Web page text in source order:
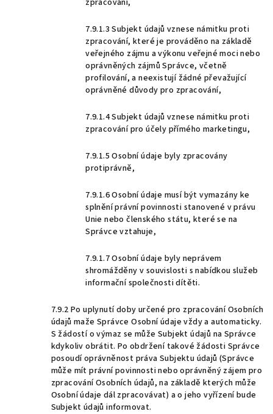
zpracování,
7.9.1.3 Subjekt údajů vznese námitku proti
zpracování, které je prováděno na základě
veřejného zájmu a výkonu veřejné moci nebo
oprávněných zájmů Správce, včetně
profilování, a neexistují žádné převažující
oprávněné důvody pro zpracování,
7.9.1.4 Subjekt údajů vznese námitku proti
zpracování pro účely přímého marketingu,
7.9.1.5 Osobní údaje byly zpracovány
protiprávně,
7.9.1.6 Osobní údaje musí být vymazány ke
splnění právní povinnosti stanovené v právu
Unie nebo členského státu, které se na
Správce vztahuje,
7.9.1.7 Osobní údaje byly neprávem
shromážděny v souvislosti s nabídkou služeb
informační společnosti dítěti.
7.9.2 Po uplynutí doby určené pro zpracování Osobních
údajů maže Správce Osobní údaje vždy a automaticky.
S žádostí o výmaz se může Subjekt údajů na Správce
kdykoliv obrátit. Po obdržení takové žádosti Správce
posoudí oprávněnost práva Subjektu údajů (Správce
může mít právní povinnosti nebo oprávněný zájem pro
zpracování Osobních údajů, na základě kterých může
Osobní údaje dál zpracovávat) a o jeho vyřízení bude
Subjekt údajů informovat.